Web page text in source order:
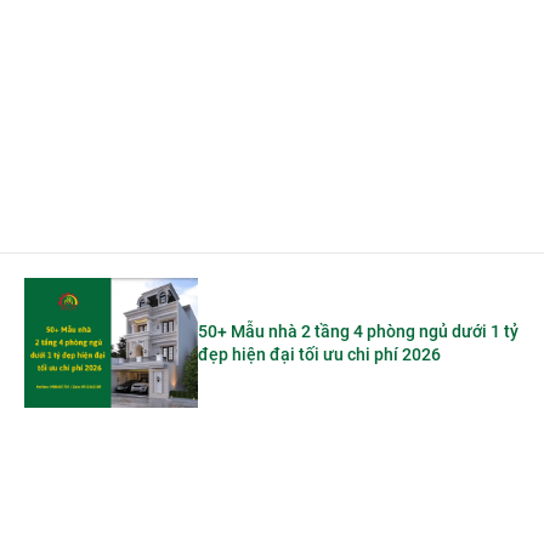
50+ Mẫu nhà 2 tầng 4 phòng ngủ dưới 1 tỷ
đẹp hiện đại tối ưu chi phí 2026